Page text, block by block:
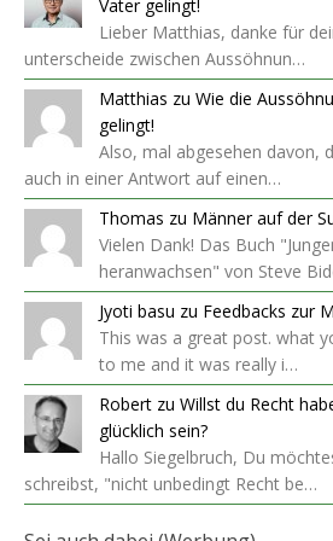
Vater gelingt!
Lieber Matthias, danke für
unterscheide zwischen Aussöhnun…
Matthias zu Wie die
gelingt!
Also, mal abgesehen davon,
auch in einer Antwort auf einen…
Thomas zu Männer auf der
Vielen Dank! Das Buch
heranwachsen" von Steve
Jyoti basu zu Feedbacks zur
This was a great post. what
to me and it was really i…
Robert zu Willst du Recht
glücklich sein?
Hallo Siegelbruch, Du
schreibst, "nicht unbedingt Recht be…